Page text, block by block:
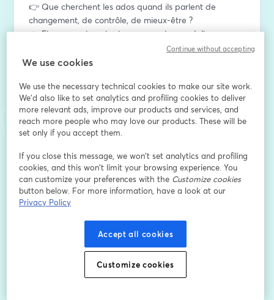
👉 Que cherchent les ados quand ils parlent de
changement, de contrôle, de mieux-être ?
👉 Et comment, en tant que parents ou adultes
éducateurs, s’en saisir sans juger, sans surveiller, sans
moraliser ?
un webinaire dédié à la prévention numérique, pensé
comme un temps de décryptage et d’outillage.
🎯 Objectif du Rewind
Vous aidez à mieux comprendre ce qui circule dans le
fil d’actualité des adolescents
et vous donner des repères concrets pour les
accompagner dans leurs usages numériques.
Sans diaboliser.
Sans idéaliser.
Sans tout contrôler.
Au programme (sans tout dévoiler 👀) :
– Ce que les tendances autour des “bonnes
résolutions” révèlent des préoccupations adolescentes
– Pourquoi la question du temps d’écran revient…
chez les ados eux-mêmes
We use cookies
We use the necessary technical cookies to make our site work.
We'd also like to set analytics and profiling cookies to deliver
more relevant ads, improve our products and services, and
reach more people who may love our products. These will be
set only if you accept them.
If you close this message, we won’t set analytics and profiling
cookies, and this won’t limit your browsing experience. You
can customize your preferences with the Customize cookies
button below. For more information, have a look at our
Privacy Policy
Accept all cookies
Customize cookies
Continue without accepting